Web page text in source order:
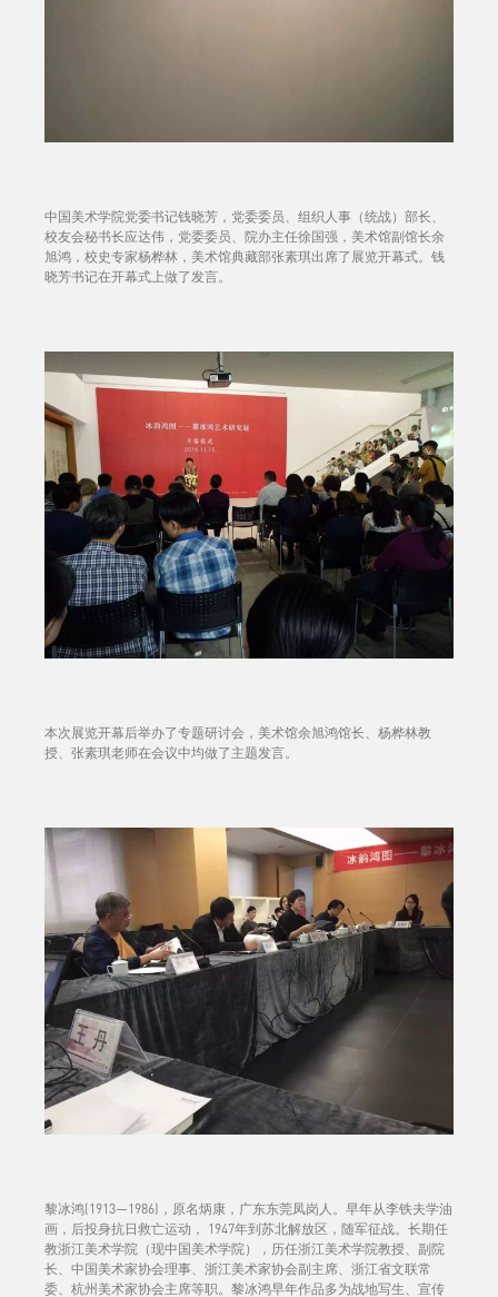
中国美术学院党委书记钱晓芳，党委委员、组织人事（统战）部长、
校友会秘书长应达伟，党委委员、院办主任徐国强，美术馆副馆长余
旭鸿，校史专家杨桦林，美术馆典藏部张素琪出席了展览开幕式。钱
晓芳书记在开幕式上做了发言。
本次展览开幕后举办了专题研讨会，美术馆余旭鸿馆长、杨桦林教
授、张素琪老师在会议中均做了主题发言。
黎冰鸿(1913—1986)，原名炳康，广东东莞凤岗人。早年从李铁夫学油
画，后投身抗日救亡运动， 1947年到苏北解放区，随军征战。长期任
教浙江美术学院（现中国美术学院），历任浙江美术学院教授、副院
长、中国美术家协会理事、浙江美术家协会副主席、浙江省文联常
委、杭州美术家协会主席等职。黎冰鸿早年作品多为战地写生、宣传